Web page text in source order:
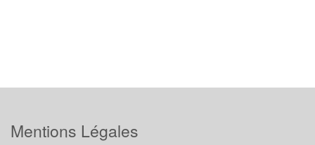
Mentions Légales